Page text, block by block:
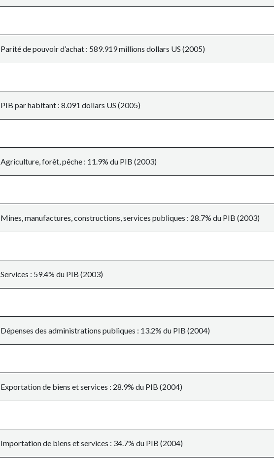
Parité de pouvoir d’achat : 589.919 millions dollars US (2005)
PIB par habitant : 8.091 dollars US (2005)
Agriculture, forêt, pêche : 11.9% du PIB (2003)
Mines, manufactures, constructions, services publiques : 28.7% du PIB (2003)
Services : 59.4% du PIB (2003)
Dépenses des administrations publiques : 13.2% du PIB (2004)
Exportation de biens et services : 28.9% du PIB (2004)
Importation de biens et services : 34.7% du PIB (2004)